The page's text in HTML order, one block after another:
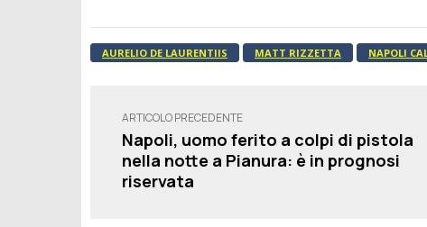
AURELIO DE LAURENTIIS MATT RIZZETTA NAPOLI
ARTICOLO PRECEDENTE
Napoli, uomo ferito a colpi di pistola
nella notte a Pianura: è in prognosi
riservata